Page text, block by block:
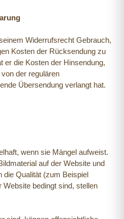
Widerrufsrecht Gebrauch,
Kosten der Rücksendung zu
er die Kosten der Hinsendung,
der regulären
Übersendung verlangt hat.
wenn sie Mängel aufweist.
auf der Website und
die Qualität (zum Beispiel
bedingt sind, stellen